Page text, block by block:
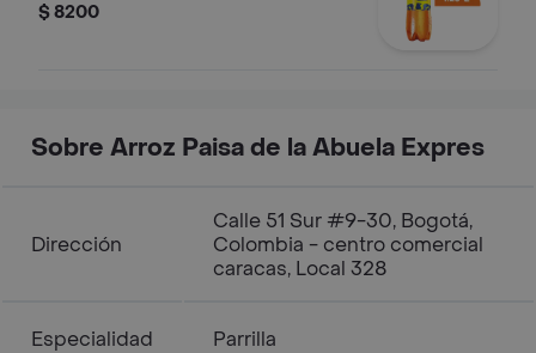
$ 8200
Sobre Arroz Paisa de la Abuela Expres
Dirección
Calle 51 Sur #9-30, Bogotá,
Colombia - centro comercial
caracas, Local 328
Especialidad Parrilla